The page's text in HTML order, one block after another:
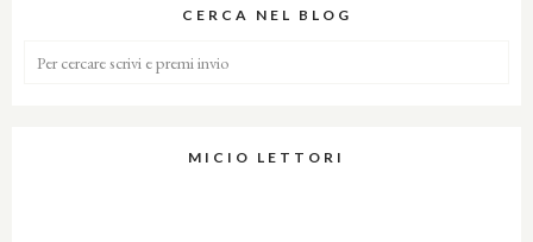
CERCA NEL BLOG
MICIO LETTORI